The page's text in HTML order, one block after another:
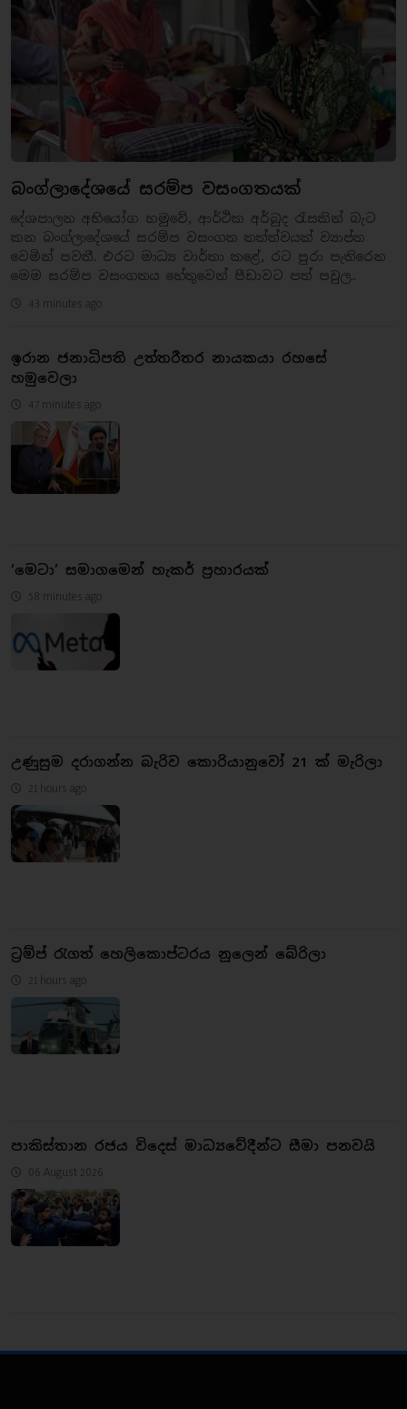
බංග්ලාදේශයේ සරම්ප වසංගතයක්
දේශපාලන අභියෝග හමුවේ, ආර්ථික අර්බුද රැසකින් බැට
කන බංග්ලාදේශයේ සරම්ප වසංගත තත්ත්වයක් ව්‍යාප්ත
වෙමින් පවතී. එරට මාධ්‍ය වාර්තා කළේ, රට පුරා පැතිරෙන
මෙම සරම්ප වසංගතය හේතුවෙන් පීඩාවට පත් පවුල..
43 minutes ago
ඉරාන ජනාධිපති උත්තරීතර නායකයා රහසේ
හමුවෙලා
47 minutes ago
‘මෙටා’ සමාගමෙන් හැකර් ප්‍රහාරයක්
58 minutes ago
උණුසුම දරාගන්න බැරිව කොරියානුවෝ 21 ක් මැරිලා
21 hours ago
ට්‍රම්ප් රැගත් හෙලිකොප්ටරය නූලෙන් බේරිලා
21 hours ago
පාකිස්තාන රජය විදෙස් මාධ්‍යවේදීන්ට සීමා පනවයි
06 August 2026